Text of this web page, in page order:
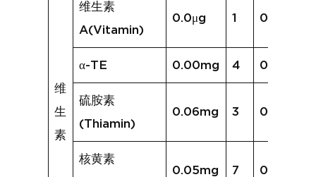
维
生
素
维生素
A(Vitamin)
0.0μg 1 0.0μg
α-TE 0.00mg 4 0.09mg
硫胺素
(Thiamin)
0.06mg 3 0.04mg
核黄素
0.05mg 7 0.06mg